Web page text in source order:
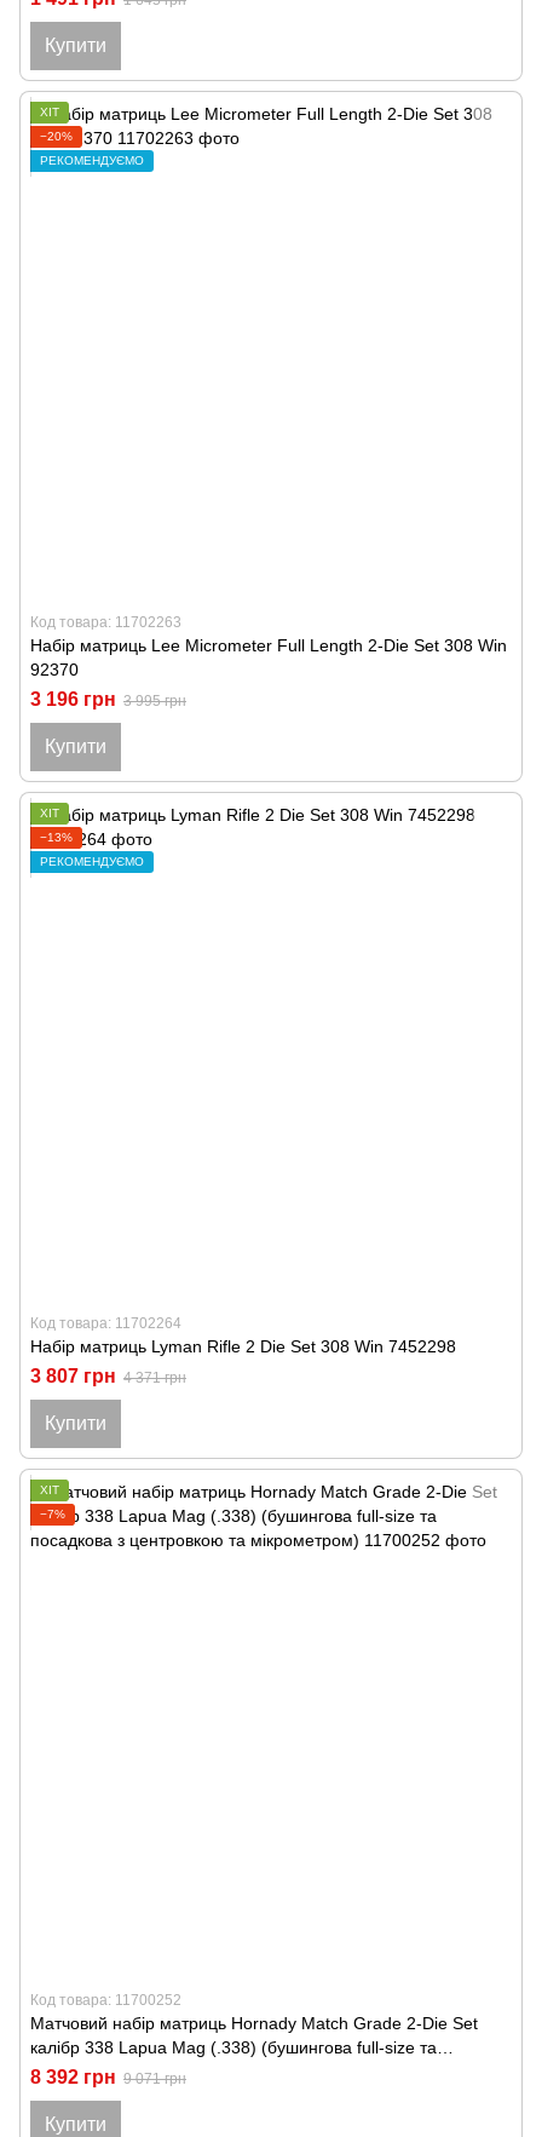
Купити
ХІТ
−20%
РЕКОМЕНДУЄМО
Код товара: 11702263
Набір матриць Lee Micrometer Full Length 2-Die Set 308 Win
92370
3 196 грн 3 995 грн
Купити
ХІТ
−13%
РЕКОМЕНДУЄМО
Код товара: 11702264
Набір матриць Lyman Rifle 2 Die Set 308 Win 7452298
3 807 грн 4 371 грн
Купити
ХІТ
−7%
Код товара: 11700252
Матчовий набір матриць Hornady Match Grade 2-Die Set
калібр 338 Lapua Mag (.338) (бушингова full-size та
посадкова з центровкою та мікрометром)
8 392 грн 9 071 грн
Купити